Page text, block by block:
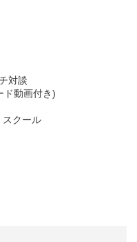
対談
ド動画付き)
スクール